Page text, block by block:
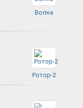
Волна
Ротор-2